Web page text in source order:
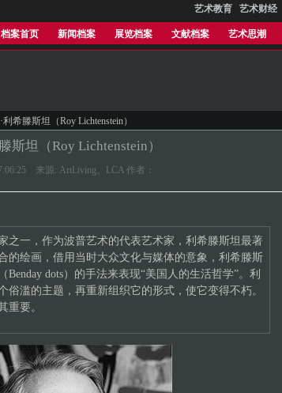
艺术教育 艺术财经
档案首页 新闻档案 展览档案 文献档案 艺术思潮
希滕斯坦（Roy Lichtenstein）
斯坦（Roy Lichtenstein）
来源: ArtLiving、LCA 作者：
之一，作为波普艺术的代表艺术家，利希滕斯坦最著
的绘画，借用当时大众文化与媒体的意象，利希滕斯
dots）的手法来表现“美国人的生活哲学”。利
俗滥的主题，再重新组织它的形式，使它变得不朽。
重要。